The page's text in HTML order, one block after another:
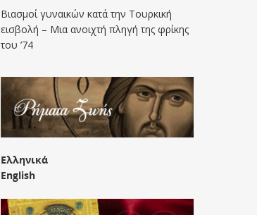
Βιασμοί γυναικών κατά την Τουρκική
εισβολή – Μια ανοιχτή πληγή της φρίκης
του ’74
Ελληνικά
English